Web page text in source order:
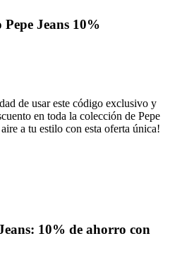
Pepe Jeans 10%
de usar este código exclusivo y
en toda la colección de Pepe
a tu estilo con esta oferta única!
10% de ahorro con